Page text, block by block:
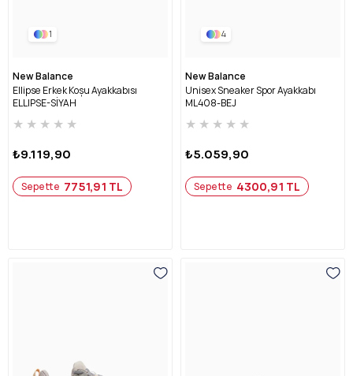
1
New Balance
Ellipse Erkek Koşu Ayakkabısı
ELLIPSE-SİYAH
★ ★ ★ ★ ★
₺9.119,90
Sepette 7751,91 TL
4
New Balance
Unisex Sneaker Spor Ayakkabı
ML408-BEJ
★ ★ ★ ★ ★
₺5.059,90
Sepette 4300,91 TL